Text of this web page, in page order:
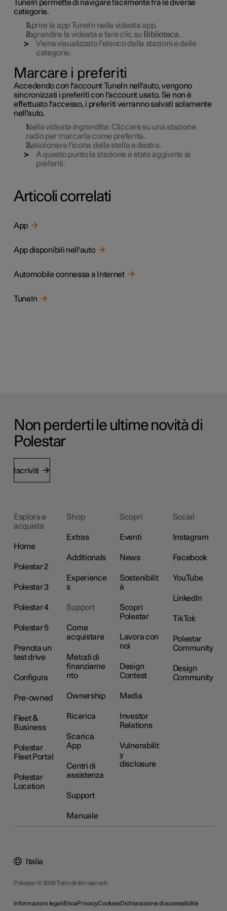
TuneIn permette di navigare facilmente fra le diverse
categorie.
Aprire la app TuneIn nella videata app.
Ingrandire la videata e fare clic su Biblioteca.
Viene visualizzato l'elenco delle stazioni e delle
categorie.
Marcare i preferiti
Accedendo con l'account TuneIn nell'auto, vengono
sincronizzati i preferiti con l'account usato. Se non è
effettuato l'accesso, i preferiti verranno salvati solamente
nell'auto.
Nella videata ingrandita: Cliccare su una stazione
radio per marcarla come preferita.
Selezionare l'icona della stella a destra.
A questo punto la stazione è stata aggiunta ai
preferiti.
Articoli correlati
App
App disponibili nell'auto
Automobile connessa a Internet
TuneIn
Non perderti le ultime novità di
Polestar
Iscriviti
Esplora e
acquista
Home
Polestar 2
Polestar 3
Polestar 4
Polestar 5
Prenota un
test drive
Configura
Pre-owned
Fleet &
Business
Polestar
Fleet Portal
Polestar
Location
Shop
Extras
Additionals
Experience
s
Support
Come
acquistare
Metodi di
finanziame
nto
Ownership
Ricarica
Scarica
App
Centri di
assistenza
Support
Manuale
Scopri
Eventi
News
Sostenibilit
à
Scopri
Polestar
Lavora con
noi
Design
Contest
Media
Investor
Relations
Vulnerabilit
y
disclosure
Social
Instagram
Facebook
YouTube
LinkedIn
TikTok
Polestar
Community
Design
Community
Polestar © 2026 Tutti i diritti riservati.
Informazioni legali EticaPrivacyCookiesDichiarazione di accessibilità
Italia